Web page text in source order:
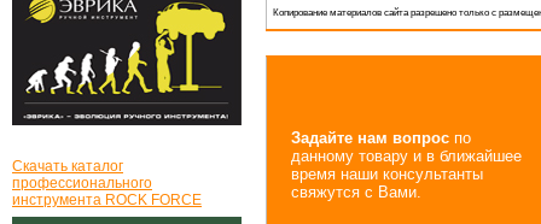
Копирование материалов сайта разрешено только с
Задайте нам вопрос по
данному товару и в ближайшее
время наши консультанты
свяжутся с Вами.
Скачать каталог
профессионального
инструмента ROCK FORCE